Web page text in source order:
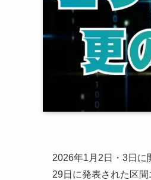
2026年1月2日・3日に
29日に発表された区